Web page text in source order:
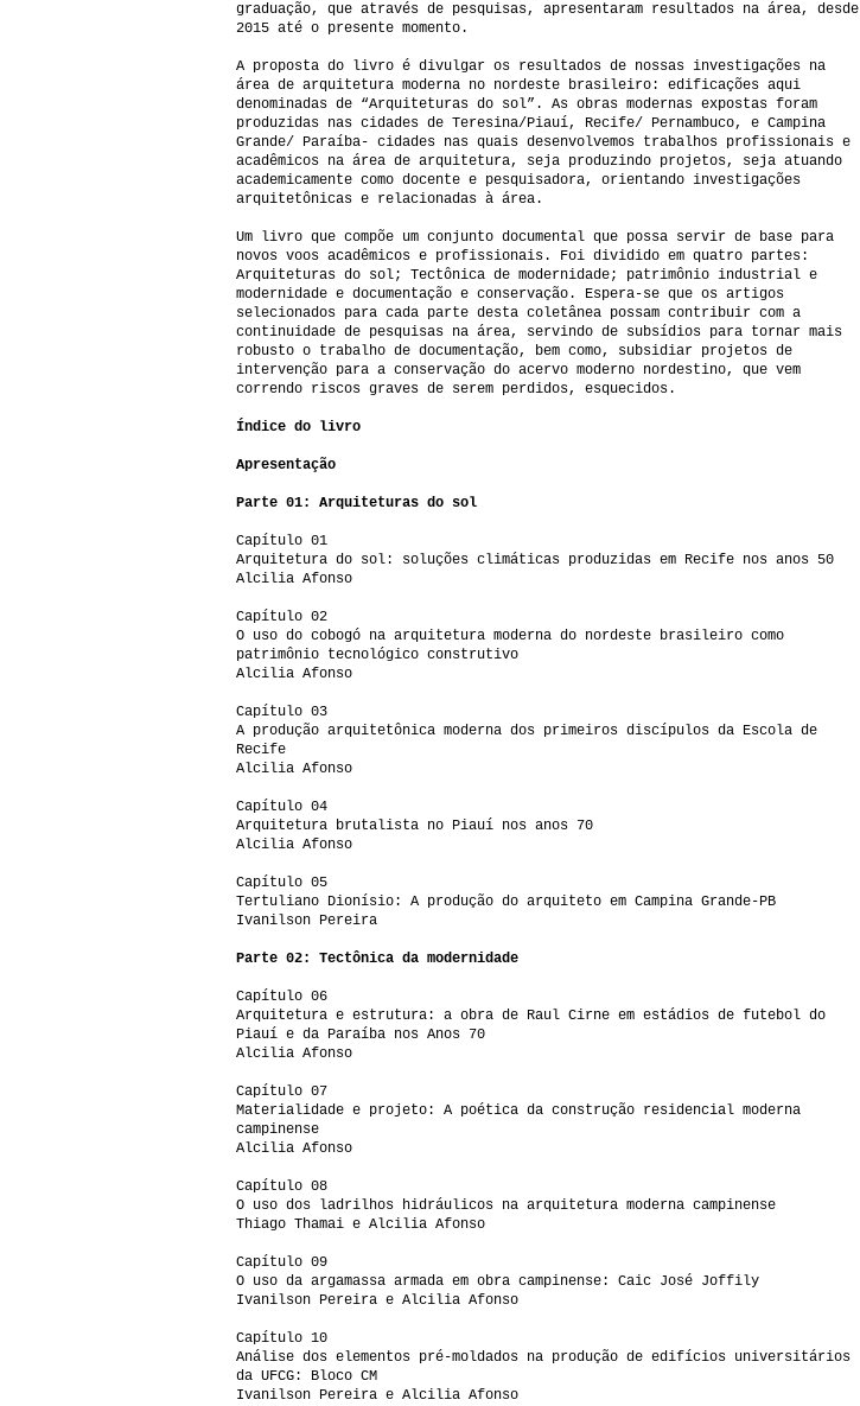
graduação, que através de pesquisas, apresentaram resultados na área, desde
2015 até o presente momento.
A proposta do livro é divulgar os resultados de nossas investigações na
área de arquitetura moderna no nordeste brasileiro: edificações aqui
denominadas de “Arquiteturas do sol”. As obras modernas expostas foram
produzidas nas cidades de Teresina/Piauí, Recife/ Pernambuco, e Campina
Grande/ Paraíba- cidades nas quais desenvolvemos trabalhos profissionais e
acadêmicos na área de arquitetura, seja produzindo projetos, seja atuando
academicamente como docente e pesquisadora, orientando investigações
arquitetônicas e relacionadas à área.
Um livro que compõe um conjunto documental que possa servir de base para
novos voos acadêmicos e profissionais. Foi dividido em quatro partes:
Arquiteturas do sol; Tectônica de modernidade; patrimônio industrial e
modernidade e documentação e conservação. Espera-se que os artigos
selecionados para cada parte desta coletânea possam contribuir com a
continuidade de pesquisas na área, servindo de subsídios para tornar mais
robusto o trabalho de documentação, bem como, subsidiar projetos de
intervenção para a conservação do acervo moderno nordestino, que vem
correndo riscos graves de serem perdidos, esquecidos.
Índice do livro
Apresentação
Parte 01: Arquiteturas do sol
Capítulo 01
Arquitetura do sol: soluções climáticas produzidas em Recife nos anos 50
Alcilia Afonso
Capítulo 02
O uso do cobogó na arquitetura moderna do nordeste brasileiro como
patrimônio tecnológico construtivo
Alcilia Afonso
Capítulo 03
A produção arquitetônica moderna dos primeiros discípulos da Escola de
Recife
Alcilia Afonso
Capítulo 04
Arquitetura brutalista no Piauí nos anos 70
Alcilia Afonso
Capítulo 05
Tertuliano Dionísio: A produção do arquiteto em Campina Grande-PB
Ivanilson Pereira
Parte 02: Tectônica da modernidade
Capítulo 06
Arquitetura e estrutura: a obra de Raul Cirne em estádios de futebol do
Piauí e da Paraíba nos Anos 70
Alcilia Afonso
Capítulo 07
Materialidade e projeto: A poética da construção residencial moderna
campinense
Alcilia Afonso
Capítulo 08
O uso dos ladrilhos hidráulicos na arquitetura moderna campinense
Thiago Thamai e Alcilia Afonso
Capítulo 09
O uso da argamassa armada em obra campinense: Caic José Joffily
Ivanilson Pereira e Alcilia Afonso
Capítulo 10
Análise dos elementos pré-moldados na produção de edifícios universitários
da UFCG: Bloco CM
Ivanilson Pereira e Alcilia Afonso